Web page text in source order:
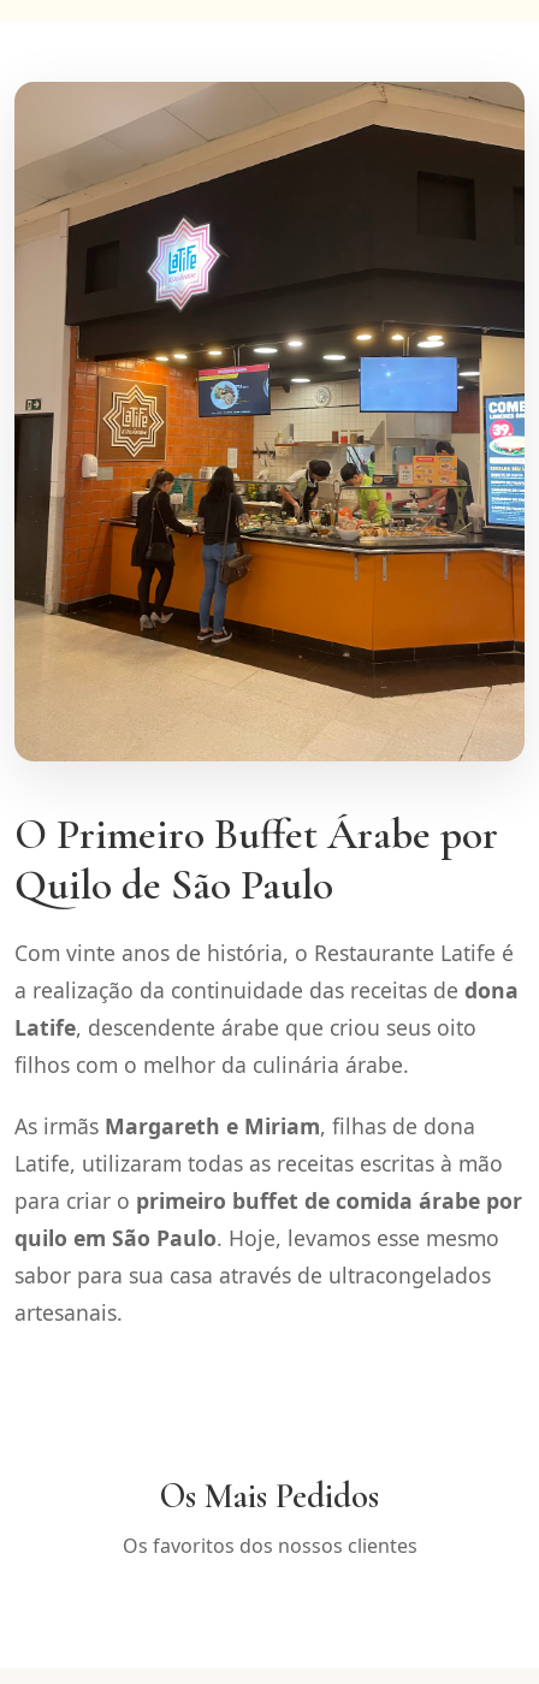
O Primeiro Buffet Árabe por
Quilo de São Paulo
Com vinte anos de história, o Restaurante Latife é
a realização da continuidade das receitas de dona
Latife, descendente árabe que criou seus oito
filhos com o melhor da culinária árabe.
As irmãs Margareth e Miriam, filhas de dona
Latife, utilizaram todas as receitas escritas à mão
para criar o primeiro buffet de comida árabe por
quilo em São Paulo. Hoje, levamos esse mesmo
sabor para sua casa através de ultracongelados
artesanais.
Os Mais Pedidos
Os favoritos dos nossos clientes